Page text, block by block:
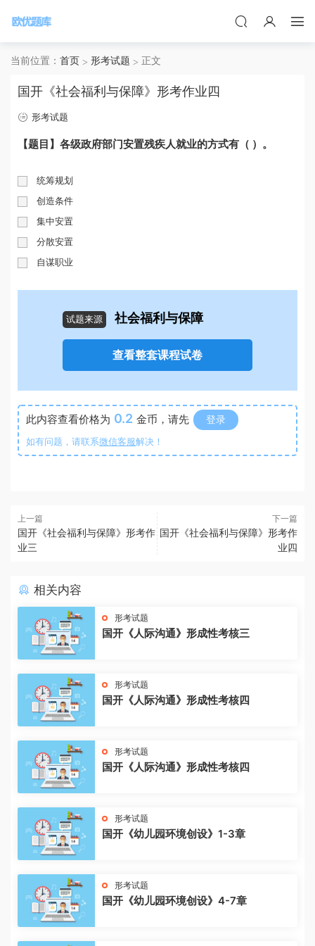
当前位置： 首页 形考试题 正文
国开《社会福利与保障》形考作业四
形考试题
【题目】各级政府部门安置残疾人就业的方式有（ ）。
统筹规划
创造条件
集中安置
分散安置
自谋职业
试题来源 社会福利与保障
查看整套课程试卷
此内容查看价格为 0.2 金币，请先 登录
如有问题，请联系微信客服解决！
上一篇
国开《社会福利与保障》形考作
业三
下一篇
国开《社会福利与保障》形考作
业四
相关内容
形考试题
国开《人际沟通》形成性考核三
形考试题
国开《人际沟通》形成性考核四
形考试题
国开《人际沟通》形成性考核四
形考试题
国开《幼儿园环境创设》1-3章
形考试题
国开《幼儿园环境创设》4-7章